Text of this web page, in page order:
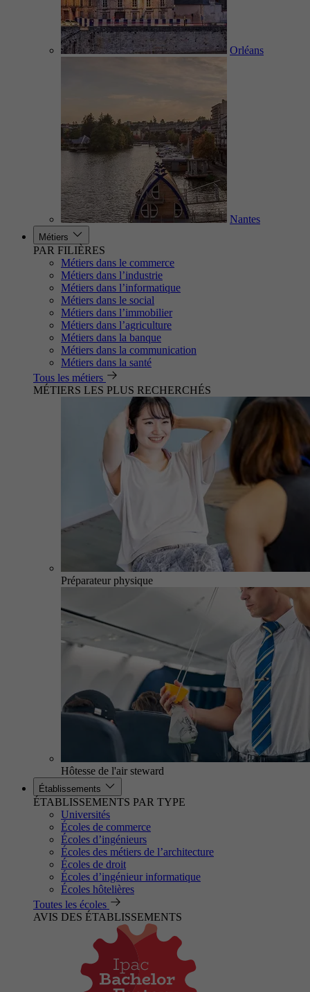
Orléans
Nantes
Métiers
PAR FILIÈRES
Métiers dans le commerce
Métiers dans l’industrie
Métiers dans l’informatique
Métiers dans le social
Métiers dans l’immobilier
Métiers dans l’agriculture
Métiers dans la banque
Métiers dans la communication
Métiers dans la santé
Tous les métiers
MÉTIERS LES PLUS RECHERCHÉS
Préparateur physique
Hôtesse de l'air steward
Établissements
ÉTABLISSEMENTS PAR TYPE
Universités
Écoles de commerce
Écoles d’ingénieurs
Écoles des métiers de l’architecture
Écoles de droit
Écoles d’ingénieur informatique
Écoles hôtelières
Toutes les écoles
AVIS DES ÉTABLISSEMENTS